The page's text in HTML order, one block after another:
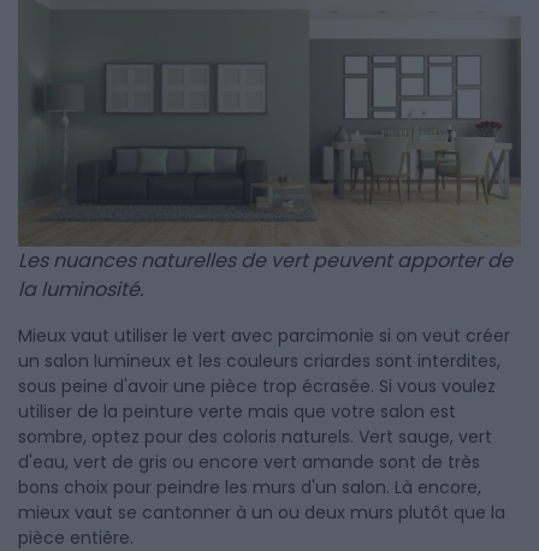
Les nuances naturelles de vert peuvent apporter de
la luminosité.
Mieux vaut utiliser le vert avec parcimonie si on veut créer
un salon lumineux et les couleurs criardes sont interdites,
sous peine d'avoir une pièce trop écrasée. Si vous voulez
utiliser de la peinture verte mais que votre salon est
sombre, optez pour des coloris naturels. Vert sauge, vert
d'eau, vert de gris ou encore vert amande sont de très
bons choix pour peindre les murs d'un salon. Là encore,
mieux vaut se cantonner à un ou deux murs plutôt que la
pièce entière.